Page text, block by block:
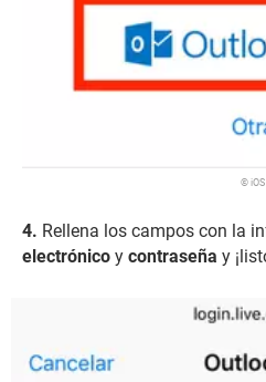
© iOS
Rellena los campos con la
electrónico y contraseña y